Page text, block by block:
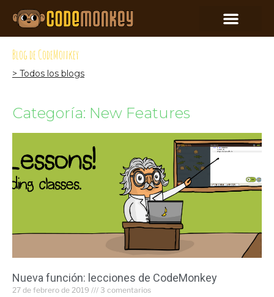
Blog de CodeMonkey
> Todos los blogs
Categoría: New Features
Nueva función: lecciones de CodeMonkey
27 de febrero de 2019 3 comentarios